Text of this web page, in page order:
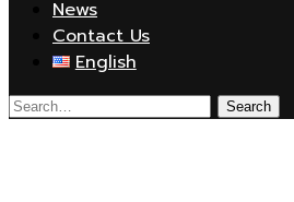
News
Contact Us
English